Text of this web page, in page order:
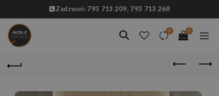
Zadzwoń: 793 713 209, 793 713 268
0 0